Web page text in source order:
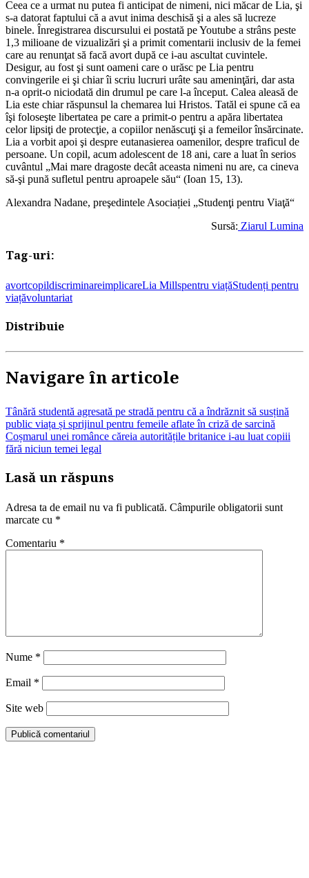
Ceea ce a urmat nu putea fi anticipat de nimeni, nici măcar de Lia, şi
s-a datorat faptului că a avut inima deschisă şi a ales să lucreze
binele. Înregistrarea discursului ei postată pe Youtube a strâns peste
1,3 milioane de vizualizări şi a primit comentarii inclusiv de la femei
care au renunţat să facă avort după ce i-au ascultat cuvintele.
Desigur, au fost şi sunt oameni care o urăsc pe Lia pentru
convingerile ei şi chiar îi scriu lucruri urâte sau ameninţări, dar asta
n-a oprit-o niciodată din drumul pe care l-a început. Calea aleasă de
Lia este chiar răspunsul la chemarea lui Hristos. Tatăl ei spune că ea
îşi foloseşte libertatea pe care a primit-o pentru a apăra libertatea
celor lipsiţi de protecţie, a copiilor nenăscuţi şi a femeilor însărcinate.
Lia a vorbit apoi şi despre eutanasierea oamenilor, despre traficul de
persoane. Un copil, acum adolescent de 18 ani, care a luat în serios
cuvântul „Mai mare dragoste decât aceasta nimeni nu are, ca cineva
să-şi pună sufletul pentru aproapele său“ (Ioan 15, 13).
Alexandra Nadane, preşedintele Asociației „Studenţi pentru Viaţă“
Sursă: Ziarul Lumina
Tag-uri:
avortcopildiscriminareimplicareLia Millspentru viațăStudenți pentru
viațăvoluntariat
Distribuie
Navigare în articole
Tânără studentă agresată pe stradă pentru că a îndrăznit să susțină
public viața și sprijinul pentru femeile aflate în criză de sarcină
Coșmarul unei românce căreia autoritățile britanice i-au luat copiii
fără niciun temei legal
Lasă un răspuns
Adresa ta de email nu va fi publicată. Câmpurile obligatorii sunt
marcate cu *
Comentariu *
Nume *
Email *
Site web